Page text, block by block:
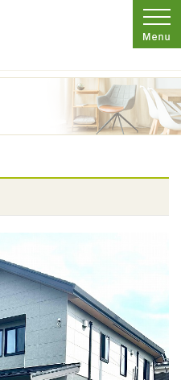
文住宅・新築戸建てを手がける工務店
てを手がける工務店なら石井工務店